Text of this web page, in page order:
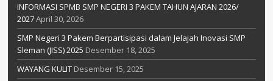
INFORMASI SPMB SMP NEGERI 3 PAKEM TAHUN AJARAN 2026/
2027April 30, 2026
SMP Negeri 3 Pakem Berpartisipasi dalam Jelajah Inovasi SMP
Sleman (JISS) 2025 Desember 18, 2025
WAYANG KULIT Desember 15, 2025